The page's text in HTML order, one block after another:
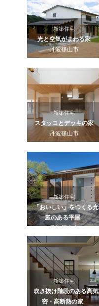
新築住宅
光と空気がまわる家
丹波篠山市
新築住宅
スタッコとデッキの家
丹波篠山市
新築住宅
「おいしい」をつくる光
庭のある平屋
丹波篠山市
新築住宅
吹き抜け階段のある高気
密・高断熱の家